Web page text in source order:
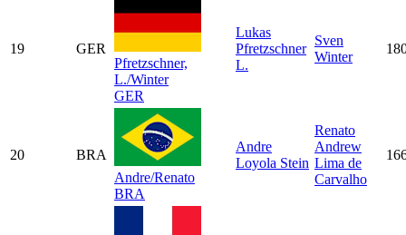
19
GER
Pfretzschner,
L./Winter
GER
Lukas
Pfretzschner
L.
Sven
Winter
20
BRA
Andre/Renato
BRA
Andre
Loyola Stein
Renato
Andrew
Lima de
Carvalho